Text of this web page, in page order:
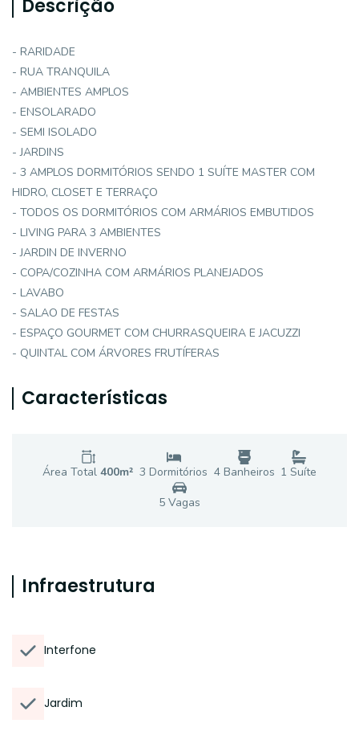
Descrição
- RARIDADE
- RUA TRANQUILA
- AMBIENTES AMPLOS
- ENSOLARADO
- SEMI ISOLADO
- JARDINS
- 3 AMPLOS DORMITÓRIOS SENDO 1 SUÍTE MASTER COM
HIDRO, CLOSET E TERRAÇO
- TODOS OS DORMITÓRIOS COM ARMÁRIOS EMBUTIDOS
- LIVING PARA 3 AMBIENTES
- JARDIN DE INVERNO
- COPA/COZINHA COM ARMÁRIOS PLANEJADOS
- LAVABO
- SALAO DE FESTAS
- ESPAÇO GOURMET COM CHURRASQUEIRA E JACUZZI
- QUINTAL COM ÁRVORES FRUTÍFERAS
Características
Área Total 400m² 3 Dormitórios 4Banheiros 1 Suíte
5 Vagas
Infraestrutura
Interfone
Jardim